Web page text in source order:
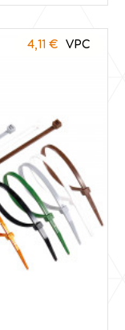
4,11 €